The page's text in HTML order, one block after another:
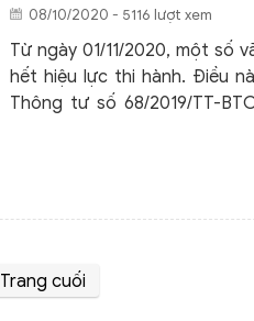
08/10/2020 - 5116 lượt xem
Từ ngày 01/11/2020, một số
hết hiệu lực thi hành. Điều
Thông tư số 68/2019/TT-
Trang cuối